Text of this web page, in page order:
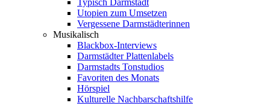
Typisch Darmstadt
Utopien zum Umsetzen
Vergessene Darmstädterinnen
Musikalisch
Blackbox-Interviews
Darmstädter Plattenlabels
Darmstadts Tonstudios
Favoriten des Monats
Hörspiel
Kulturelle Nachbarschaftshilfe